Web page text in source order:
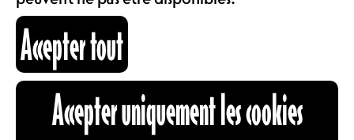
ABOS & TARIFS
INFORMATIONS
WE CAN MAKE IT !
CH
Accepter tout
Accepter uniquement les cookies